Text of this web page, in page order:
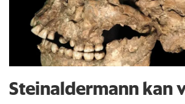
Steinaldermann kan